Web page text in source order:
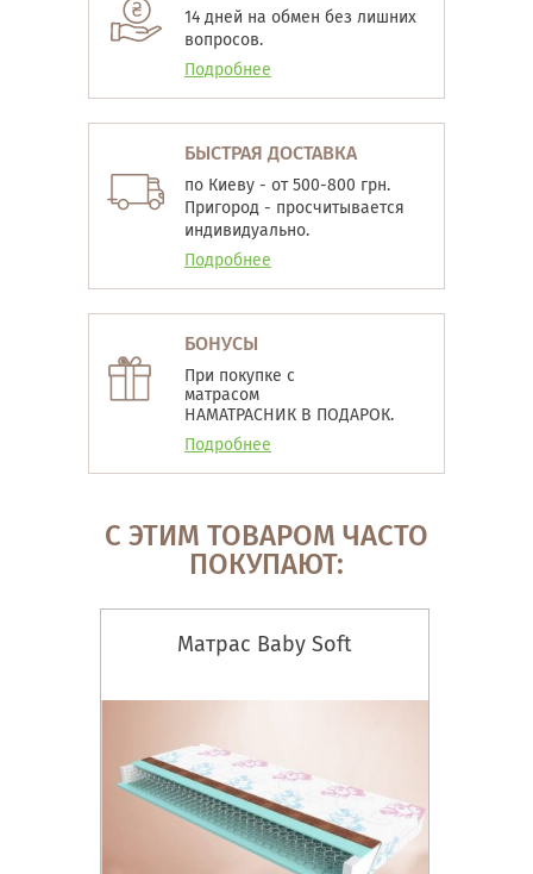
14 дней на обмен без лишних
вопросов.
Подробнее
БЫСТРАЯ ДОСТАВКА
по Киеву - от 500-800 грн.
Пригород - просчитывается
индивидуально.
Подробнее
БОНУСЫ
При покупке с
матрасом
НАМАТРАСНИК В ПОДАРОК.
Подробнее
С ЭТИМ ТОВАРОМ ЧАСТО
ПОКУПАЮТ:
Матрас Baby Soft